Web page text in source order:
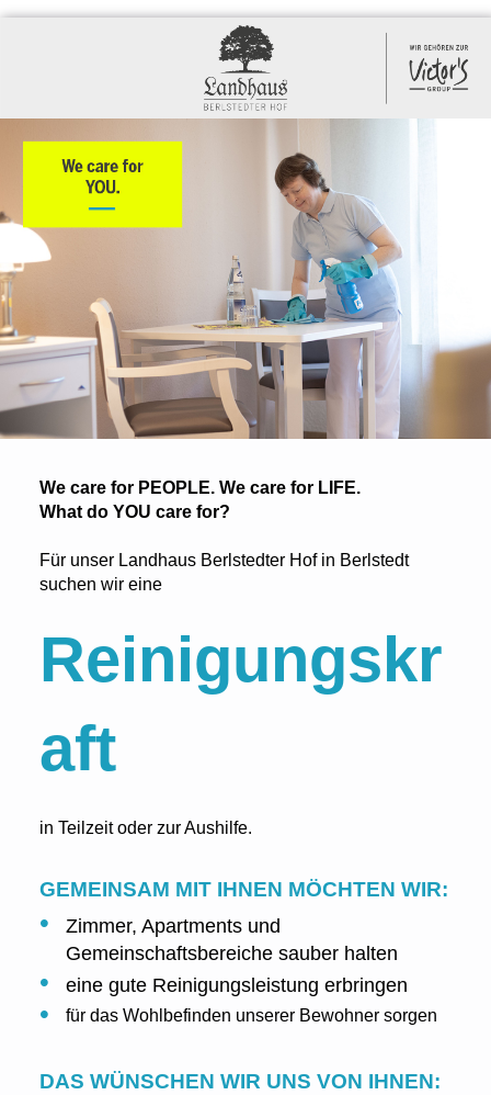
We care for PEOPLE. We care for LIFE.
What do YOU care for?
Für unser Landhaus Berlstedter Hof in Berlstedt
suchen wir eine
Reinigungskr
aft
in Teilzeit oder zur Aushilfe.
GEMEINSAM MIT IHNEN MÖCHTEN WIR:
Zimmer, Apartments und
Gemeinschaftsbereiche sauber halten
eine gute Reinigungsleistung erbringen
für das Wohlbefinden unserer Bewohner sorgen
DAS WÜNSCHEN WIR UNS VON IHNEN: